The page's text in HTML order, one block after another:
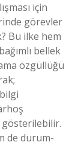
için
görevler
Bu ilke hem
bellek
özgüllüğü
de durum-